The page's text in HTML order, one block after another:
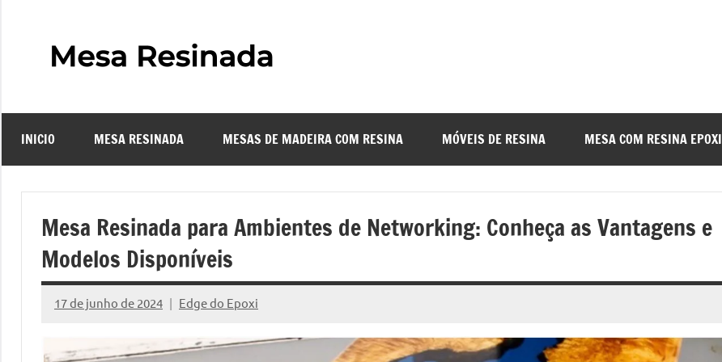
Resinada
–
Como
Mesa
resinadas,
a
encontra
INICIO MESA RESINADA MESAS DE MADEIRA COM RESINA MÓVEIS DE RESINA MESA COM RESINA EPOXI
Mesa Resinada para Ambientes de Networking: Conheça as Vantagens e
Modelos Disponíveis
17 de junho de 2024 Edge do Epoxi
Nenhum